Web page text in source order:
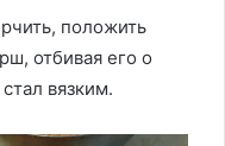
положить
отбивая его о
вязким.